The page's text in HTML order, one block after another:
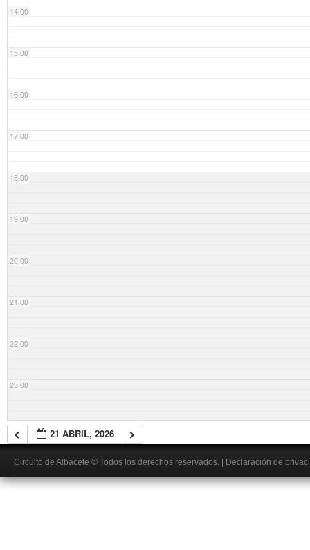
14:00
15:00
16:00
17:00
18:00
19:00
20:00
21:00
22:00
23:00
21 ABRIL, 2026
Circuito de Albacete © Todos los derechos reservados. Declaración de